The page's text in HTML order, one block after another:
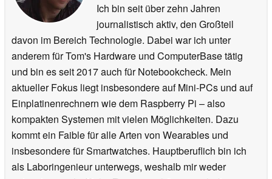
Ich bin seit über zehn Jahren
journalistisch aktiv, den Großteil
davon im Bereich Technologie. Dabei war ich unter
anderem für Tom's Hardware und ComputerBase tätig
und bin es seit 2017 auch für Notebookcheck. Mein
aktueller Fokus liegt insbesondere auf Mini-PCs und auf
Einplatinenrechnern wie dem Raspberry Pi – also
kompakten Systemen mit vielen Möglichkeiten. Dazu
kommt ein Faible für alle Arten von Wearables und
insbesondere für Smartwatches. Hauptberuflich bin ich
als Laboringenieur unterwegs, weshalb mir weder